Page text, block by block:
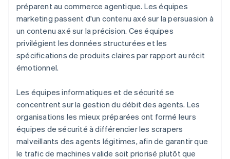
préparent au commerce agentique. Les équipes
marketing passent d'un contenu axé sur la persuasion à
un contenu axé sur la précision. Ces équipes
privilégient les données structurées et les
spécifications de produits claires par rapport au récit
émotionnel.
Les équipes informatiques et de sécurité se
concentrent sur la gestion du débit des agents. Les
organisations les mieux préparées ont formé leurs
équipes de sécurité à différencier les scrapers
malveillants des agents légitimes, afin de garantir que
le trafic de machines valide soit priorisé plutôt que